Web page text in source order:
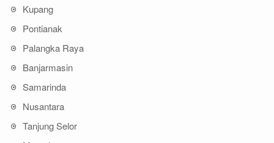
Kupang
Pontianak
Palangka Raya
Banjarmasin
Samarinda
Nusantara
Tanjung Selor